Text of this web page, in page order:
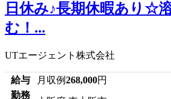
日休み♪長期休暇あり☆
む！...
UTエージェント株式会社
給与 月収例268,000円
勤務